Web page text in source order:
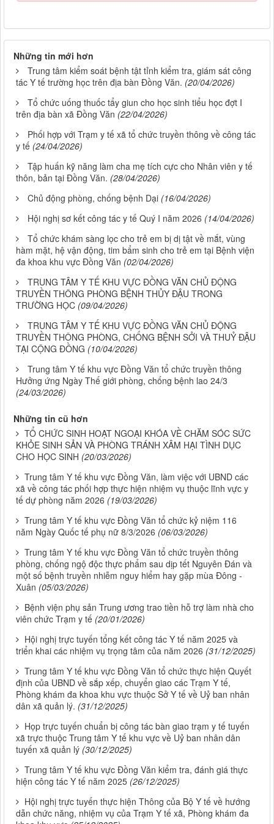
Những tin mới hơn
Trung tâm kiểm soát bệnh tật tỉnh kiểm tra, giám sát công
tác Y tế trường học trên địa bàn Đồng Văn. (20/04/2026)
Tổ chức uống thuốc tẩy giun cho học sinh tiểu học đợt I
trên địa bàn xã Đồng Văn (22/04/2026)
Phối hợp với Trạm y tế xã tổ chức truyền thông về công tác
y tế (24/04/2026)
Tập huấn kỹ năng làm cha mẹ tích cực cho Nhân viên y tế
thôn, bản tại Đồng Văn. (28/04/2026)
Chủ động phòng, chống bệnh Dại (16/04/2026)
Hội nghị sơ kết công tác y tế Quý I năm 2026 (14/04/2026)
Tổ chức khám sàng lọc cho trẻ em bị dị tật về mắt, vùng
hàm mặt, hệ vận động, tim bẩm sinh cho trẻ em tại Bệnh viện
đa khoa khu vực Đồng Văn (02/04/2026)
TRUNG TÂM Y TẾ KHU VỰC ĐỒNG VĂN CHỦ ĐỘNG
TRUYỀN THÔNG PHÒNG BỆNH THỦY ĐẬU TRONG
TRƯỜNG HỌC (09/04/2026)
TRUNG TÂM Y TẾ KHU VỰC ĐỒNG VĂN CHỦ ĐỘNG
TRUYỀN THÔNG PHÒNG, CHỐNG BỆNH SỞI VÀ THUỶ ĐẬU
TẠI CỘNG ĐỒNG (10/04/2026)
Trung tâm Y tế khu vực Đồng Văn tổ chức truyền thông
Hưởng ứng Ngày Thế giới phòng, chống bệnh lao 24/3
(24/03/2026)
Những tin cũ hơn
TỔ CHỨC SINH HOẠT NGOẠI KHÓA VỀ CHĂM SÓC SỨC
KHỎE SINH SẢN VÀ PHÒNG TRÁNH XÂM HẠI TÌNH DỤC
CHO HỌC SINH (20/03/2026)
Trung tâm Y tế khu vực Đồng Văn, làm việc với UBND các
xã về công tác phối hợp thực hiện nhiệm vụ thuộc lĩnh vực y
tế dự phòng năm 2026 (19/03/2026)
Trung tâm Y tế khu vực Đồng Văn tổ chức kỷ niệm 116
năm Ngày Quốc tế phụ nữ 8/3/2026 (06/03/2026)
Trung tâm Y tế khu vực Đồng Văn tổ chức truyền thông
phòng, chống ngộ độc thực phẩm sau dịp tết Nguyên Đán và
một số bệnh truyền nhiễm nguy hiểm hay gặp mùa Đông -
Xuân (05/03/2026)
Bệnh viện phụ sản Trung ương trao tiền hỗ trợ làm nhà cho
viên chức Trạm y tế (20/01/2026)
Hội nghị trực tuyến tổng kết công tác Y tế năm 2025 và
triển khai các nhiệm vụ trọng tâm của năm 2026 (31/12/2025)
Trung tâm Y tế khu vực Đồng Văn tổ chức thực hiện Quyết
định của UBND về sắp xếp, chuyển giao các Trạm Y tế,
Phòng khám đa khoa khu vực thuộc Sở Y tế về Uỷ ban nhân
dân xã quản lý. (31/12/2025)
Họp trực tuyến chuẩn bị công tác bàn giao trạm y tế tuyến
xã trực thuộc Trung tâm Y tế khu vực về Uỷ ban nhân dân
tuyến xã quản lý (30/12/2025)
Trung tâm Y tế khu vực Đồng Văn kiểm tra, đánh giá thực
hiện công tác Y tế năm 2025 (26/12/2025)
Hội nghị trực tuyến thực hiện Thông của Bộ Y tế về hướng
dẫn chức năng, nhiệm vụ của Trạm Y tế xã, Phòng khám đa